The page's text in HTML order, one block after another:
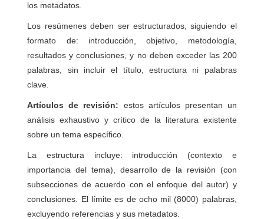
los metadatos.
Los resúmenes deben ser estructurados, siguiendo el
formato de: introducción, objetivo, metodología,
resultados y conclusiones, y no deben exceder las 200
palabras, sin incluir el título, estructura ni palabras
clave.
Artículos de revisión: estos artículos presentan un
análisis exhaustivo y crítico de la literatura existente
sobre un tema específico.
La estructura incluye: introducción (contexto e
importancia del tema), desarrollo de la revisión (con
subsecciones de acuerdo con el enfoque del autor) y
conclusiones. El límite es de ocho mil (8000) palabras,
excluyendo referencias y sus metadatos.